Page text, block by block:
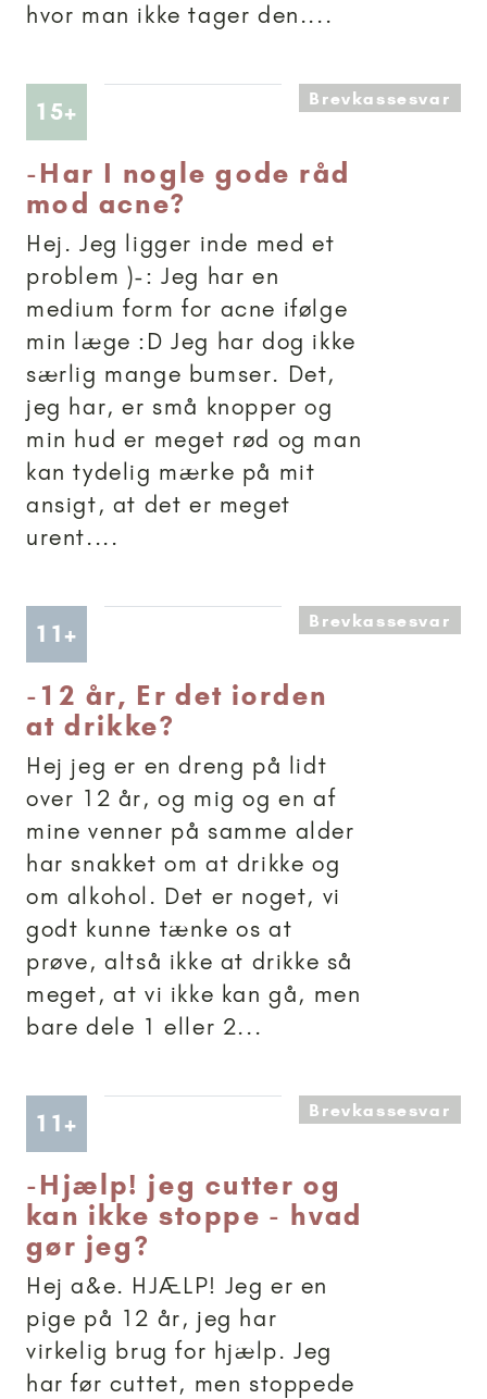
hvor man ikke tager den....
15+ Artikler anbefalet til 15+Brevkassesvar
-Har I nogle gode råd
mod acne?
Hej. Jeg ligger inde med et
problem )-: Jeg har en
medium form for acne ifølge
min læge :D Jeg har dog ikke
særlig mange bumser. Det,
jeg har, er små knopper og
min hud er meget rød og man
kan tydelig mærke på mit
ansigt, at det er meget
urent....
11+ Artikler anbefalet til 11+Brevkassesvar
- 12 år, Er det iorden
at drikke?
Hej jeg er en dreng på lidt
over 12 år, og mig og en af
mine venner på samme alder
har snakket om at drikke og
om alkohol. Det er noget, vi
godt kunne tænke os at
prøve, altså ikke at drikke så
meget, at vi ikke kan gå, men
bare dele 1 eller 2...
11+ Artikler anbefalet til 11+Brevkassesvar
-Hjælp! jeg cutter og
kan ikke stoppe - hvad
gør jeg?
Hej a&e. HJÆLP! Jeg er en
pige på 12 år, jeg har
virkelig brug for hjælp. Jeg
har før cuttet, men stoppede